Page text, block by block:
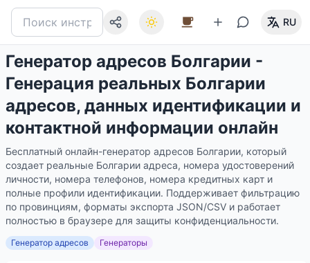
RU
Генератор адресов Болгарии -
Генерация реальных Болгарии
адресов, данных идентификации и
контактной информации онлайн
Бесплатный онлайн-генератор адресов Болгарии, который
создает реальные Болгарии адреса, номера удостоверений
личности, номера телефонов, номера кредитных карт и
полные профили идентификации. Поддерживает фильтрацию
по провинциям, форматы экспорта JSON/CSV и работает
полностью в браузере для защиты конфиденциальности.
Генератор адресов Генераторы